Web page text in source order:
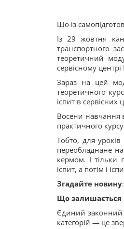
Що із
Із 29 жовтня
транспортного
теоретичний
сервісному
Зараз на цей
теоретичного
іспит в сервісних
Восени навчання
практичного
Тобто, для
переобладнане
кермом. І тільки
іспит, а потім і
Згадайте новину:
Що залишається
Єдиний законний
категорій — це